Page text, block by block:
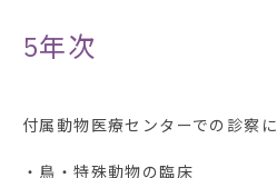
5年次
付属動物医療センターでの診察に
・鳥・特殊動物の臨床